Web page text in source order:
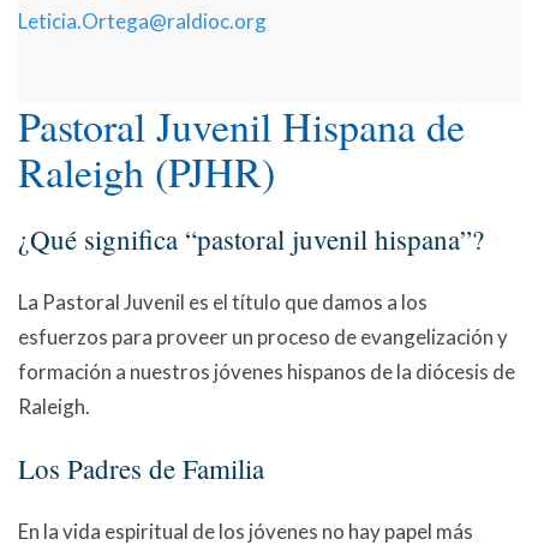
Leticia.Ortega@raldioc.org
Pastoral Juvenil Hispana de
Raleigh (PJHR)
¿Qué significa “pastoral juvenil hispana”?
La Pastoral Juvenil es el título que damos a los
esfuerzos para proveer un proceso de evangelización y
formación a nuestros jóvenes hispanos de la diócesis de
Raleigh.
Los Padres de Familia
En la vida espiritual de los jóvenes no hay papel más